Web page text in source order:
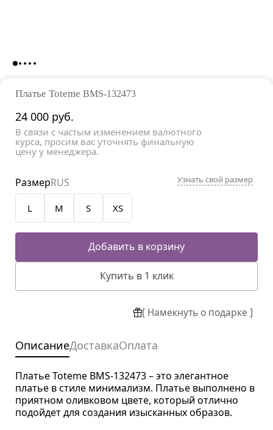
Платье Toteme BMS-132473
24 000 руб.
В связи с частым изменением валютного
курса, просим вас уточнять финальную
цену у менеджера.
L M S XS
РазмерRUS Узнать свой размер
Добавить в корзину
Купить в 1 клик
[ Намекнуть о подарке ]
ОписаниеДоставкаОплата
Платье Toteme BMS-132473 – это элегантное
платье в стиле минимализм. Платье выполнено в
приятном оливковом цвете, который отлично
подойдет для создания изысканных образов.